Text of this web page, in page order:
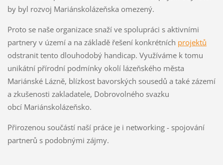
by byl rozvoj Mariánskolázeňska omezený.
Proto se naše organizace snaží ve spolupráci s aktivními
partnery v území a na základě řešení konkrétních projektů
odstranit tento dlouhodobý handicap. Využíváme k tomu
unikátní přírodní podmínky okolí lázeňského města
Mariánské Lázně, blízkost bavorských sousedů a také zázemí
a zkušenosti zakladatele, Dobrovolného svazku
obcí Mariánskolázeňsko.
Přirozenou součástí naší práce je i networking - spojování
partnerů s podobnými zájmy.